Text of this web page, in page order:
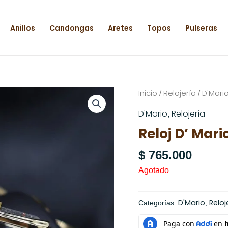
Anillos Candongas Aretes Topos Pulseras
Inicio / Relojería /
D'Mario, Relojería
Reloj D’
$ 765.000
Agotado
Categorías: D'Mario